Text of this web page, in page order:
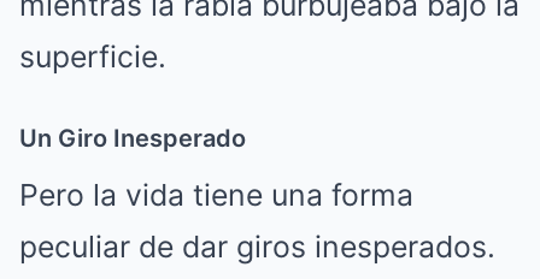
superficie.
Un Giro Inesperado
Pero la vida tiene una forma
peculiar de dar giros inesperados.